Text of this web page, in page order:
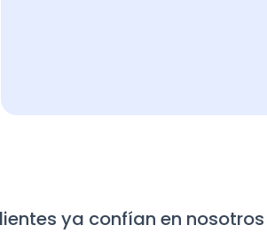
ya confían en nosotros